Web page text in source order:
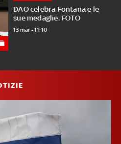
DAO celebra Fontana e le
sue medaglie. FOTO
13 mar - 11:10